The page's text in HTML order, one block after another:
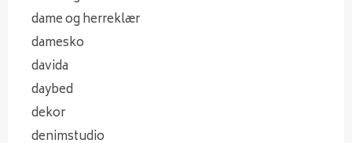
dame og herreklær
damesko
davida
daybed
dekor
denimstudio